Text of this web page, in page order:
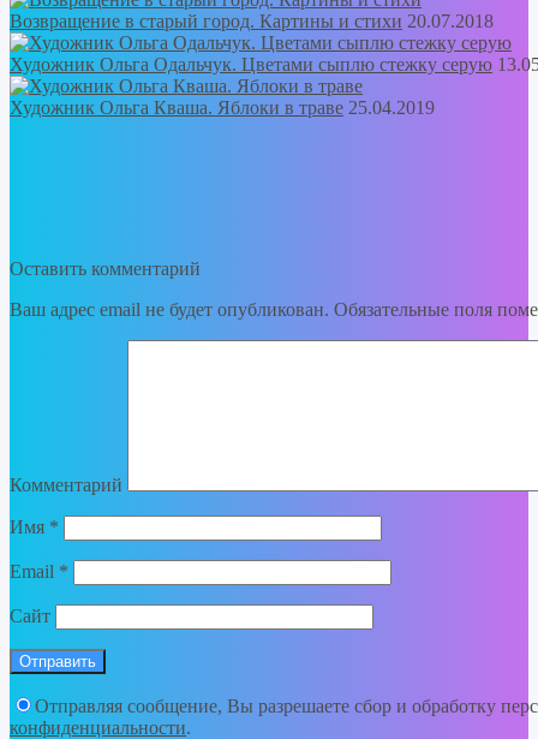
Возвращение в старый город. Картины и стихи 20.07.2018
Художник Ольга Одальчук. Цветами сыплю стежку серую
Художник Ольга Кваша. Яблоки в траве 25.04.2019
Оставить комментарий
Ваш адрес email не будет опубликован. Обязательные поля
Комментарий
Имя *
Email *
Сайт
Отправляя сообщение, Вы разрешаете сбор и обработку
конфиденциальности.